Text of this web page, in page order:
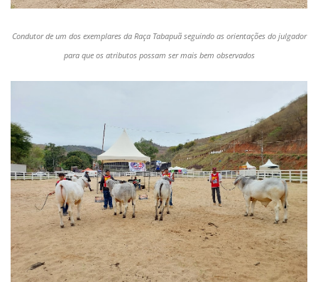
Condutor de um dos exemplares da Raça Tabapuã seguindo as orientações do julgador
para que os atributos possam ser mais bem observados